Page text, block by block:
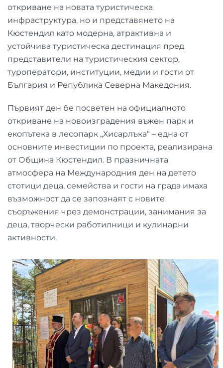
откриване на новата туристическа
инфраструктура, но и представянето на
Кюстендил като модерна, атрактивна и
устойчива туристическа дестинация пред
представители на туристическия сектор,
туроператори, институции, медии и гости от
България и Република Северна Македония.
Първият ден бе посветен на официалното
откриване на новоизградения въжен парк и
екопътека в лесопарк „Хисарлъка“ – една от
основните инвестиции по проекта, реализирана
от Община Кюстендил. В празничната
атмосфера на Международния ден на детето
стотици деца, семейства и гости на града имаха
възможност да се запознаят с новите
съоръжения чрез демонстрации, занимания за
деца, творчески работилници и кулинарни
активности.